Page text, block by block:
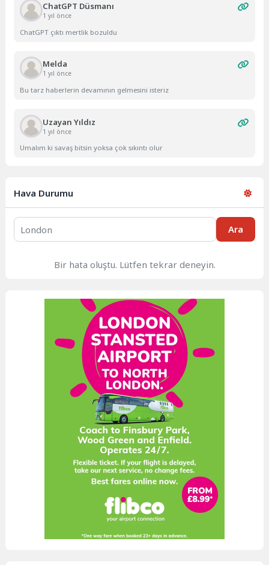
ChatGPT Düsmanı
1 yıl önce
ChatGPT çıktı mertlik bozuldu
Melda
1 yıl önce
Bu tarz haberlerin devamının gelmesini isteriz
Uzayan Yıldız
1 yıl önce
Umalım ki savaş bitsin yoksa çok sıkıntı olur
Hava Durumu
Ara
Bir hata oluştu. Lütfen tekrar deneyin.